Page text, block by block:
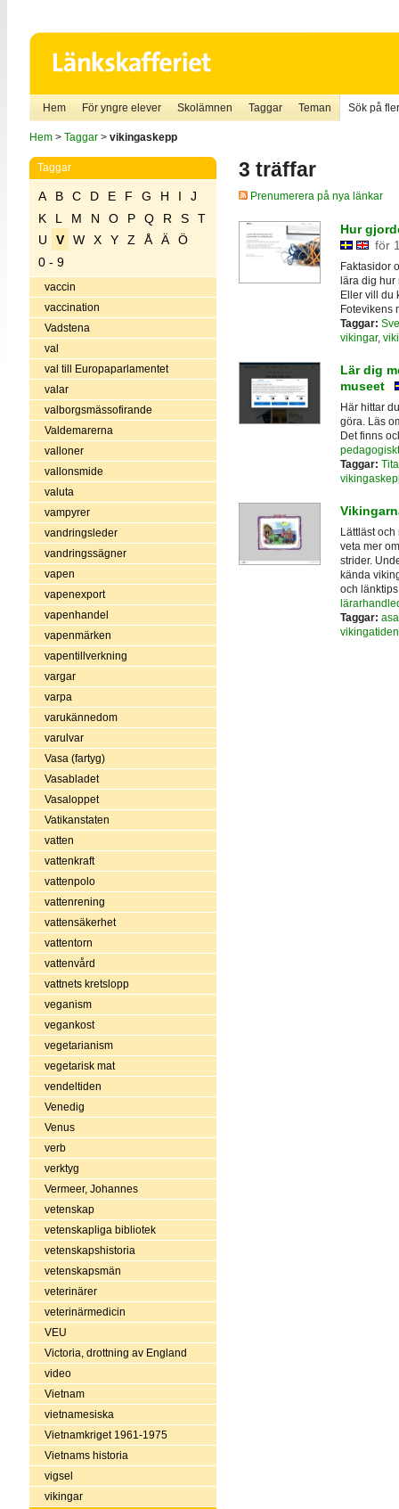
Hem För yngre elever Skolämnen Taggar Teman Sök på
Hem> Taggar> vikingaskepp
Taggar
A B C D E F G H I
J
K
L M N O P Q R S
T
U
V W X Y Z Å Ä
Ö
0 - 9
vaccin
vaccination
Vadstena
val
val till Europaparlamentet
valar
valborgsmässofirande
Valdemarerna
valloner
vallonsmide
valuta
vampyrer
vandringsleder
vandringssägner
vapen
vapenexport
vapenhandel
vapenmärken
vapentillverkning
vargar
varpa
varukännedom
varulvar
Vasa (fartyg)
Vasabladet
Vasaloppet
Vatikanstaten
vatten
vattenkraft
vattenpolo
vattenrening
vattensäkerhet
vattentorn
vattenvård
vattnets kretslopp
veganism
vegankost
vegetarianism
vegetarisk mat
vendeltiden
Venedig
Venus
verb
verktyg
Vermeer, Johannes
vetenskap
vetenskapliga bibliotek
vetenskapshistoria
vetenskapsmän
veterinärer
veterinärmedicin
VEU
Victoria, drottning av England
video
Vietnam
vietnamesiska
Vietnamkriget 1961-1975
Vietnams historia
vigsel
vikingar
3 träffar
Prenumerera på nya länkar
Hur
för
Faktasidor
lära dig hur
Eller vill du
Fotevikens
Taggar:
vikingar,
Lär dig
museet
Här hittar
göra. Läs
Det finns
Taggar:
Lättläst
veta mer
strider.
kända
och
Taggar:
vikingatiden